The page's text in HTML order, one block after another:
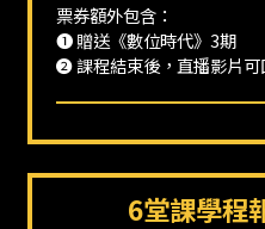
票券額外包含：
❶ 贈送《數位時代》3期
❷ 課程結束後，直播影片
6堂課學程